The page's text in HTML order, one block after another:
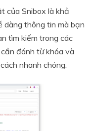
của Snibox là khả
dàng thông tin mà bạn
tìm kiếm trong các
đánh từ khóa và
nhanh chóng.